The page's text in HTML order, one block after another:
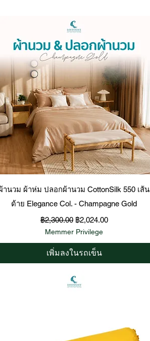
ดูข้อมูลด่วน
านวม ผ้าห่ม ปลอกผ้านวม CottonSilk 550 เส้น
ด้าย Elegance Col. - Champagne Gold
ราคาปกติ
฿2,300.00 ราคาขายลด
฿2,024.00
Memmer Privilege
เพิ่มลงในรถเข็น